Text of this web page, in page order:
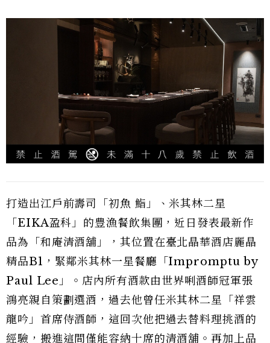
打造出江戶前壽司「初魚 鮨」、米其林二星
「EIKA盈科」的豊漁餐飲集團，近日發表最新作
品為「和庵清酒舖」，其位置在臺北晶華酒店麗晶
精品B1，緊鄰米其林一星餐廳「Impromptu by
Paul Lee」。店內所有酒款由世界唎酒師冠軍張
鴻亮親自策劃選酒，過去他曾任米其林二星「祥雲
龍吟」首席侍酒師，這回次他把過去替料理挑酒的
經驗，搬進這間僅能容納十席的清酒舖。再加上品